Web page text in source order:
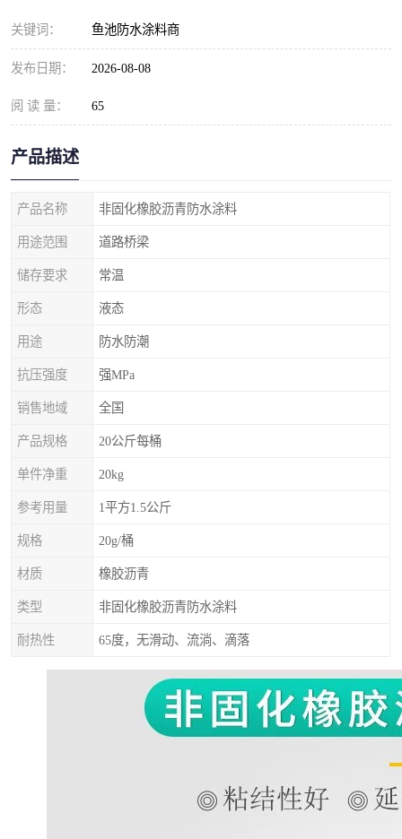
关键词： 鱼池防水涂料商
发布日期： 2026-08-08
阅 读 量： 65
产品描述
产品名称 非固化橡胶沥青防水涂料
用途范围 道路桥梁
储存要求 常温
形态 液态
用途 防水防潮
抗压强度 强MPa
销售地域 全国
产品规格 20公斤每桶
单件净重 20kg
参考用量 1平方1.5公斤
规格 20g/桶
材质 橡胶沥青
类型 非固化橡胶沥青防水涂料
耐热性 65度，无滑动、流淌、滴落